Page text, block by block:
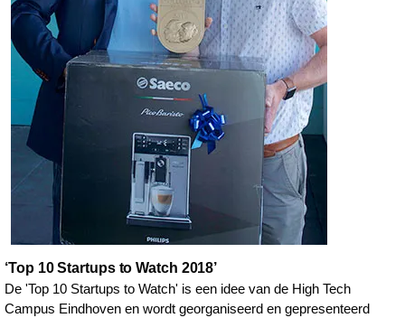
‘Top 10 Startups to Watch 2018’
De 'Top 10 Startups to Watch' is een idee van de High Tech
Campus Eindhoven en wordt georganiseerd en gepresenteerd